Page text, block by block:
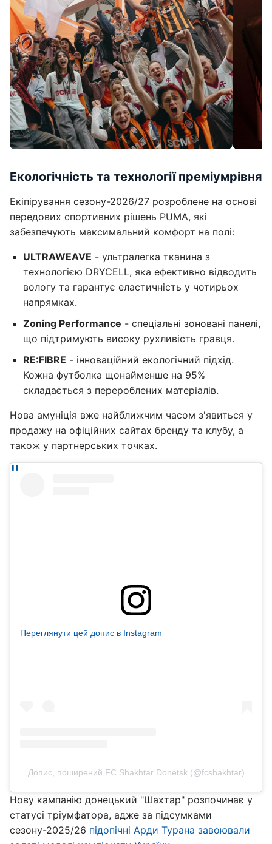
Екологічність та технології преміумрівня
Екіпірування сезону-2026/27 розроблене на основі
передових спортивних рішень PUMA, які
забезпечують максимальний комфорт на полі:
ULTRAWEAVE - ультралегка тканина з
технологією DRYCELL, яка ефективно відводить
вологу та гарантує еластичність у чотирьох
напрямках.
Zoning Performance - спеціальні зоновані панелі,
що підтримують високу рухливість гравця.
RE:FIBRE - інноваційний екологічний підхід.
Кожна футболка щонайменше на 95%
складається з перероблених матеріалів.
Нова амуніція вже найближчим часом з'явиться у
продажу на офіційних сайтах бренду та клубу, а
також у партнерських точках.
Переглянути цей допис в Instagram
Допис, поширений FC Shakhtar Donetsk (@fcshakhtar)
Нову кампанію донецький "Шахтар" розпочинає у
статусі тріумфатора, адже за підсумками
сезону-2025/26 підопічні Арди Турана завоювали